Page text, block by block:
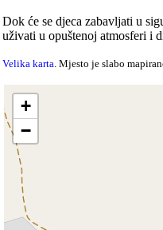
Dok će se djeca zabavljati u
uživati u opuštenoj atmosferi i
Velika karta . Mjesto je slabo
+
−